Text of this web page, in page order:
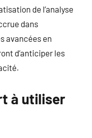
de l’analyse
dans
avancées en
d’anticiper les
à utiliser